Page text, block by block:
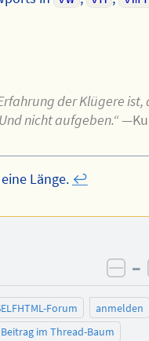
der Klügere ist,
nicht aufgeben.“
Länge. ↩︎
–
Forum
anmelden
Beitrag im Thread-Baum